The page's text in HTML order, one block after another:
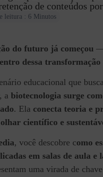
de conteúdos
leitura : 6 Minutos
do futuro já começou
dessa transformação
educacional que
a biotecnologia surge
. Ela conecta teoria e
científico e
, você descobre como
em salas de aula e
uma virada de